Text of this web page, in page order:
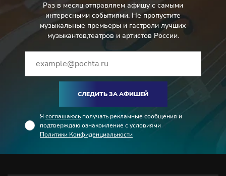
Раз в месяц отправляем афишу с самыми
интересными событиями. Не пропустите
музыкальные премьеры и гастроли лучших
музыкантов,театров и артистов России.
СЛЕДИТЬ ЗА АФИШЕЙ
Я соглашаюсь получать рекламные сообщения и
подтверждаю ознакомление с условиями
Политики Конфиденциальности